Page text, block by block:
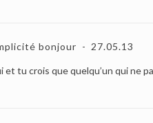
bonjour 27.05.13
et tu crois que quelqu’un qui ne